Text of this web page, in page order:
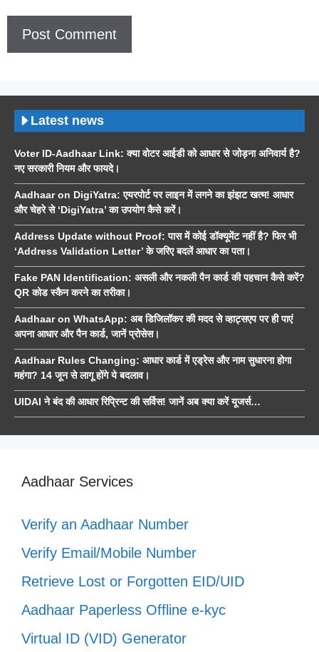
Latest news
Voter ID-Aadhaar Link: क्या वोटर आईडी को आधार से जोड़ना अनिवार्य है?
नए सरकारी नियम और फायदे।
Aadhaar on DigiYatra: एयरपोर्ट पर लाइन में लगने का झंझट खत्म! आधार
और चेहरे से ‘DigiYatra’ का उपयोग कैसे करें।
Address Update without Proof: पास में कोई डॉक्यूमेंट नहीं है? फिर भी
‘Address Validation Letter’ के जरिए बदलें आधार का पता।
Fake PAN Identification: असली और नकली पैन कार्ड की पहचान कैसे करें?
QR कोड स्कैन करने का तरीका।
Aadhaar on WhatsApp: अब डिजिलॉकर की मदद से व्हाट्सएप पर ही पाएं
अपना आधार और पैन कार्ड, जानें प्रोसेस।
Aadhaar Rules Changing: आधार कार्ड में एड्रेस और नाम सुधारना होगा
महंगा? 14 जून से लागू होंगे ये बदलाव।
UIDAI ने बंद की आधार रिप्रिन्ट की सर्विस! जानें अब क्या करें यूजर्स…
Aadhaar Services
Verify an Aadhaar Number
Verify Email/Mobile Number
Retrieve Lost or Forgotten EID/UID
Aadhaar Paperless Offline e-kyc
Virtual ID (VID) Generator